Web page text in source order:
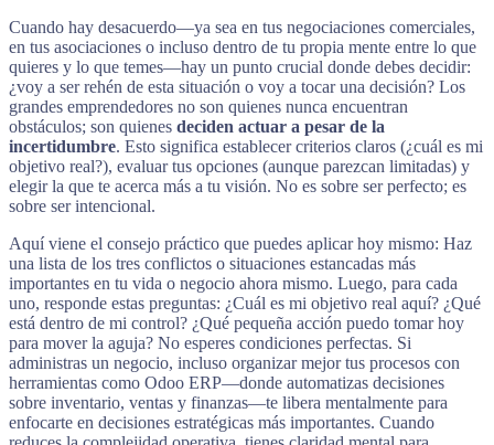
Cuando hay desacuerdo—ya sea en tus negociaciones comerciales,
en tus asociaciones o incluso dentro de tu propia mente entre lo que
quieres y lo que temes—hay un punto crucial donde debes decidir:
¿voy a ser rehén de esta situación o voy a tocar una decisión? Los
grandes emprendedores no son quienes nunca encuentran
obstáculos; son quienes deciden actuar a pesar de la
incertidumbre. Esto significa establecer criterios claros (¿cuál es mi
objetivo real?), evaluar tus opciones (aunque parezcan limitadas) y
elegir la que te acerca más a tu visión. No es sobre ser perfecto; es
sobre ser intencional.
Aquí viene el consejo práctico que puedes aplicar hoy mismo: Haz
una lista de los tres conflictos o situaciones estancadas más
importantes en tu vida o negocio ahora mismo. Luego, para cada
uno, responde estas preguntas: ¿Cuál es mi objetivo real aquí? ¿Qué
está dentro de mi control? ¿Qué pequeña acción puedo tomar hoy
para mover la aguja? No esperes condiciones perfectas. Si
administras un negocio, incluso organizar mejor tus procesos con
herramientas como Odoo ERP—donde automatizas decisiones
sobre inventario, ventas y finanzas—te libera mentalmente para
enfocarte en decisiones estratégicas más importantes. Cuando